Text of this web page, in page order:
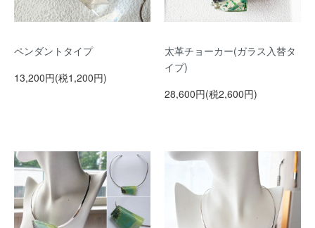
ペンダントタイプ
13,200円(税1,200円)
太革チョーカー(ガラス入替タ
イプ)
28,600円(税2,600円)